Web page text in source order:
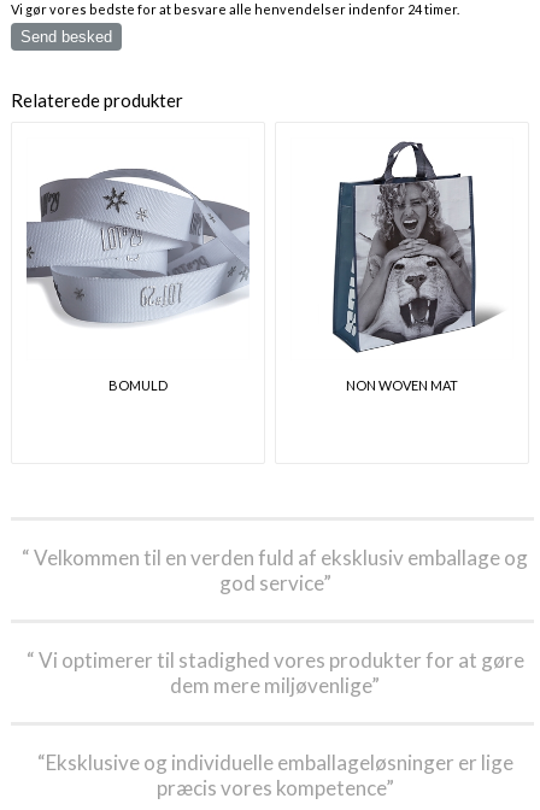
Vi gør vores bedste for at besvare alle henvendelser indenfor 24 timer.
Send besked
Relaterede produkter
BOMULD NON WOVEN MAT
“ Velkommen til en verden fuld af eksklusiv emballage og
god service”
“ Vi optimerer til stadighed vores produkter for at gøre
dem mere miljøvenlige”
“Eksklusive og individuelle emballageløsninger er lige
præcis vores kompetence”